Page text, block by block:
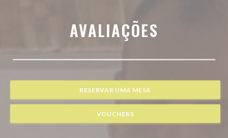
AVALIAÇÕES
RESERVAR UMA MESA
VOUCHERS